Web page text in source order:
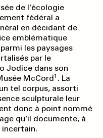
de l’écologie
fédéral a
en décidant de
emblématique
les paysages
par le
Jodice dans son
McCord1 . La
tel corpus, assorti
sculpturale leur
donc à point nommé
qu’il documente, à
incertain.